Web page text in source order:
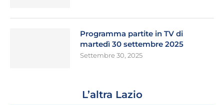
Programma partite in TV di
martedì 30 settembre 2025
Settembre 30, 2025
L’altra Lazio